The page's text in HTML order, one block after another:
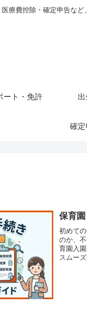
療費控除・確定申告な
ート・免許
確定
保育
初めて
のか、
育園入
スムー